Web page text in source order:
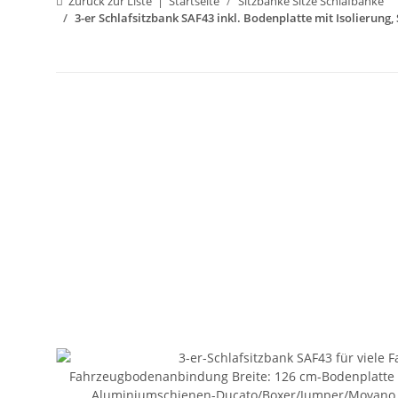
3-er Schlafsitzbank SAF43 inkl. Bodenplatte mit Isolierung,